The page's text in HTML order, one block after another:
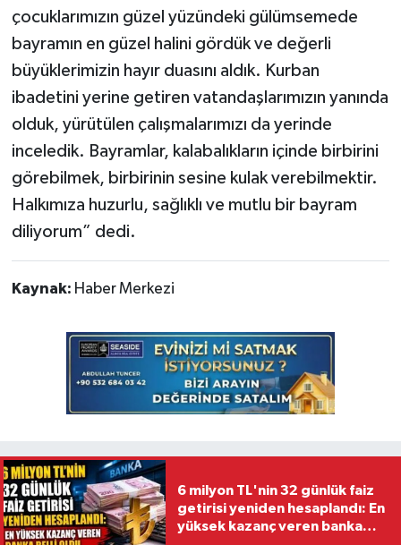
çocuklarımızın güzel yüzündeki gülümsemede
bayramın en güzel halini gördük ve değerli
büyüklerimizin hayır duasını aldık. Kurban
ibadetini yerine getiren vatandaşlarımızın yanında
olduk, yürütülen çalışmalarımızı da yerinde
inceledik. Bayramlar, kalabalıkların içinde birbirini
görebilmek, birbirinin sesine kulak verebilmektir.
Halkımıza huzurlu, sağlıklı ve mutlu bir bayram
diliyorum” dedi.
Kaynak: Haber Merkezi
6 milyon TL'nin 32 günlük faiz
getirisi yeniden hesaplandı: En
yüksek kazanç veren banka